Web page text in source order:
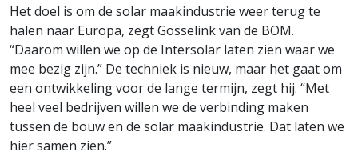
Het doel is om de solar maakindustrie weer terug te
halen naar Europa, zegt Gosselink van de BOM.
“Daarom willen we op de Intersolar laten zien waar we
mee bezig zijn.” De techniek is nieuw, maar het gaat om
een ontwikkeling voor de lange termijn, zegt hij. “Met
heel veel bedrijven willen we de verbinding maken
tussen de bouw en de solar maakindustrie. Dat laten we
hier samen zien.”